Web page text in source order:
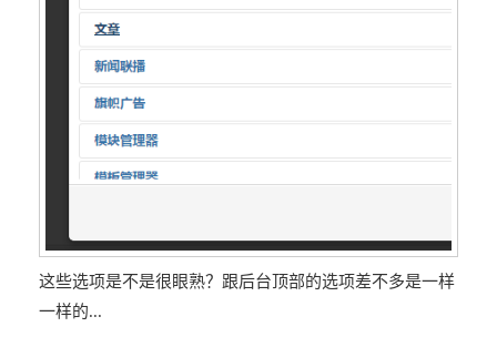
这些选项是不是很眼熟？跟后台顶部的选项差不多是一样
一样的...